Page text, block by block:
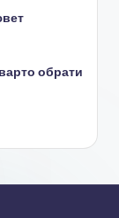
обрати